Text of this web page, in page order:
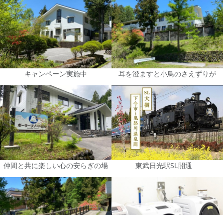
キャンペーン実施中 耳を澄ますと小鳥のさえずりが
仲間と共に楽しい心の安らぎの場 東武日光駅SⅬ開通